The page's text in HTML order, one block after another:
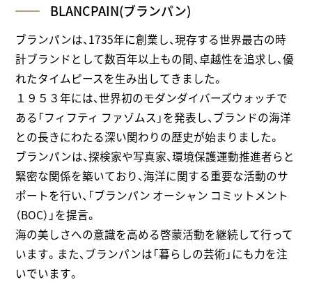
BLANCPAIN(ブランパン)
ブランパンは、1735年に創業し、現存する世界最古の時
計ブランドとして数百年以上もの間、卓越性を追求し、優
れたタイムピースを生み出してきました。
１９５３年には、世界初のモダンダイバーズウォッチで
ある「フィフティ ファゾムス」を発表し、ブランドの海洋
との長きにわたる深い関わりの歴史が始まりました。
ブランパンは、探検家や写真家、環境保護運動推進者らと
緊密な関係を築いており、海洋に関する重要な活動のサ
ポートを行い、「ブランパン オーシャン コミットメント
（BOC）」を提言。
海の美しさへの意識を高める啓蒙活動を継続して行って
います。また、ブランパンは「暮らしの芸術」にも力を注
いでいます。